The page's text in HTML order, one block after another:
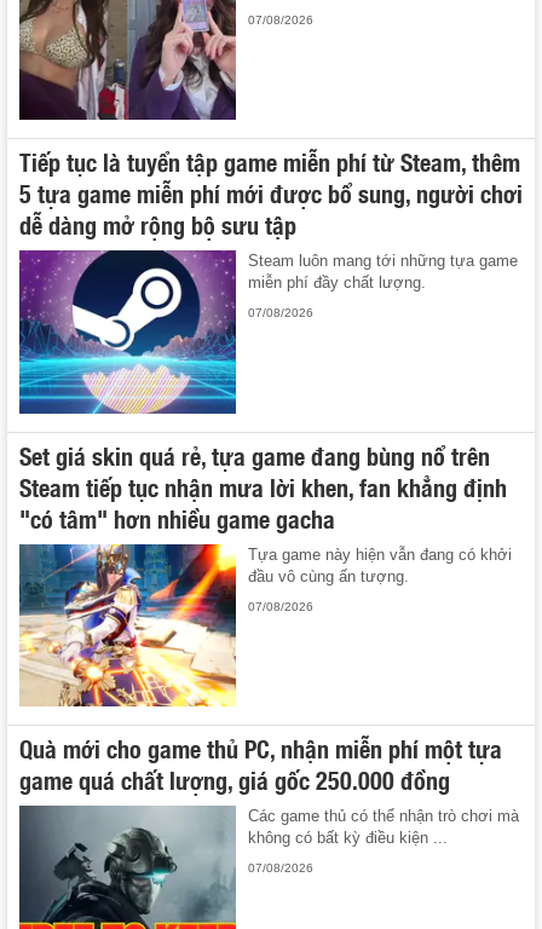
07/08/2026
Tiếp tục là tuyển tập game miễn phí từ Steam, thêm
5 tựa game miễn phí mới được bổ sung, người chơi
dễ dàng mở rộng bộ sưu tập
Steam luôn mang tới những tựa game
miễn phí đầy chất lượng.
07/08/2026
Set giá skin quá rẻ, tựa game đang bùng nổ trên
Steam tiếp tục nhận mưa lời khen, fan khẳng định
"có tâm" hơn nhiều game gacha
Tựa game này hiện vẫn đang có khởi
đầu vô cùng ấn tượng.
07/08/2026
Quà mới cho game thủ PC, nhận miễn phí một tựa
game quá chất lượng, giá gốc 250.000 đồng
Các game thủ có thể nhận trò chơi mà
không có bất kỳ điều kiện ...
07/08/2026